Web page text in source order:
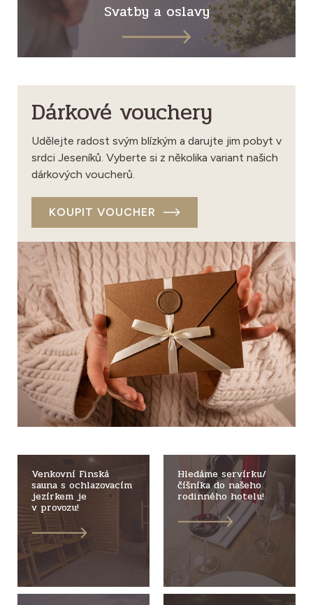
Svatby a oslavy
Dárkové vouchery
Udělejte radost svým blízkým a darujte jim pobyt v
srdci Jeseníků. Vyberte si z několika variant našich
dárkových voucherů.
KOUPIT VOUCHER
Venkovní Finská
sauna s ochlazovacím
jezírkem je
v provozu!
Hledáme servírku/
číšníka do našeho
rodinného hotelu!